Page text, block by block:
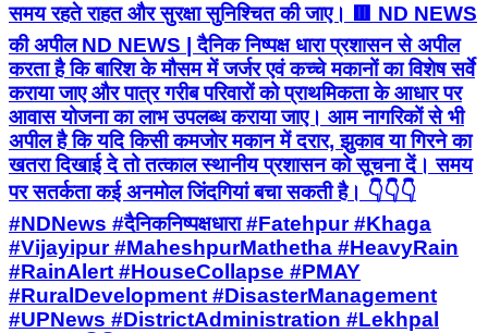
समय रहते राहत और सुरक्षा सुनिश्चित की जाए। 🟥 ND NEWS
की अपील ND NEWS | दैनिक निष्पक्ष धारा प्रशासन से अपील
करता है कि बारिश के मौसम में जर्जर एवं कच्चे मकानों का विशेष सर्वे
कराया जाए और पात्र गरीब परिवारों को प्राथमिकता के आधार पर
आवास योजना का लाभ उपलब्ध कराया जाए। आम नागरिकों से भी
अपील है कि यदि किसी कमजोर मकान में दरार, झुकाव या गिरने का
खतरा दिखाई दे तो तत्काल स्थानीय प्रशासन को सूचना दें। समय
पर सतर्कता कई अनमोल जिंदगियां बचा सकती है। 👇👇👇
#NDNews #दैनिकनिष्पक्षधारा #Fatehpur #Khaga
#Vijayipur #MaheshpurMathetha #HeavyRain
#RainAlert #HouseCollapse #PMAY
#RuralDevelopment #DisasterManagement
#UPNews #DistrictAdministration #Lekhpal